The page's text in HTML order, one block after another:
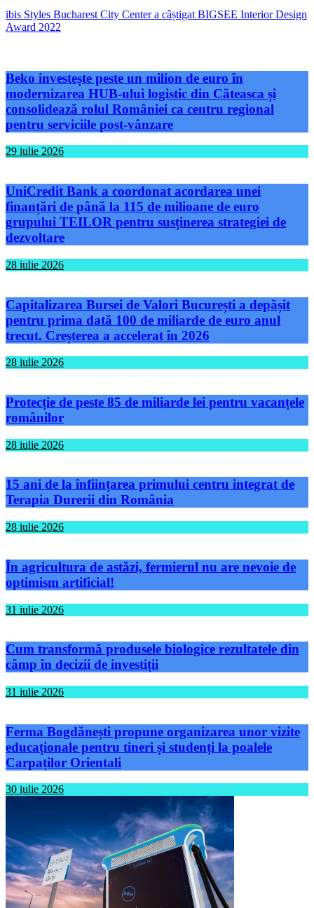
ibis Styles Bucharest City Center a câștigat BIGSEE Interior Design
Award 2022
Beko investește peste un milion de euro în
modernizarea HUB-ului logistic din Căteasca și
consolidează rolul României ca centru regional
pentru serviciile post-vânzare
29 iulie 2026
UniCredit Bank a coordonat acordarea unei
finanțări de până la 115 de milioane de euro
grupului TEILOR pentru susținerea strategiei de
dezvoltare
28 iulie 2026
Capitalizarea Bursei de Valori București a depășit
pentru prima dată 100 de miliarde de euro anul
trecut. Creșterea a accelerat în 2026
28 iulie 2026
Protecție de peste 85 de miliarde lei pentru vacanțele
românilor
28 iulie 2026
15 ani de la înființarea primului centru integrat de
Terapia Durerii din România
28 iulie 2026
În agricultura de astăzi, fermierul nu are nevoie de
optimism artificial!
31 iulie 2026
Cum transformă produsele biologice rezultatele din
câmp în decizii de investiții
31 iulie 2026
Ferma Bogdănești propune organizarea unor vizite
educaționale pentru tineri și studenți la poalele
Carpaților Orientali
30 iulie 2026